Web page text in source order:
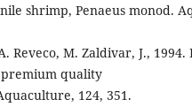
shrimp, Penaeus monod.
Reveco, M. Zaldivar, J.,
quality
124, 351.